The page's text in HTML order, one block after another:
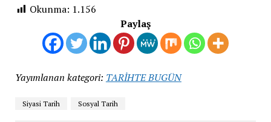
Okunma: 1.156
Paylaş
Yayımlanan kategori: TARİHTE BUGÜN
Siyasi Tarih Sosyal Tarih